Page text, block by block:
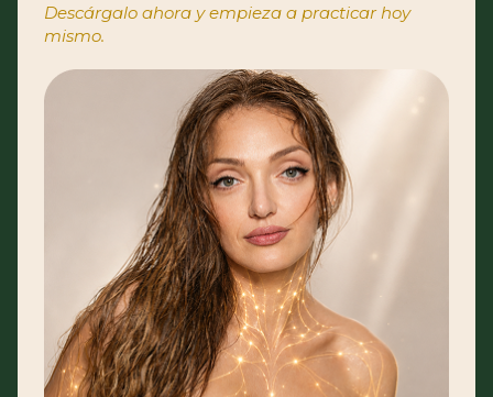
Descárgalo ahora y empieza a practicar hoy
mismo.